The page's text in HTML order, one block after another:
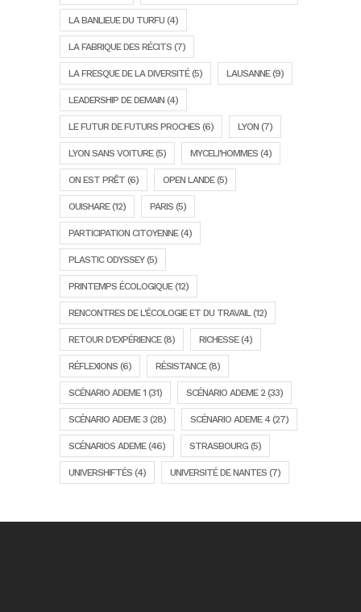
LA BANLIEUE DU TURFU (4)
LA FABRIQUE DES RÉCITS (7)
LA FRESQUE DE LA DIVERSITÉ(5) LAUSANNE(9)
LEADERSHIP DE DEMAIN (4)
LE FUTUR DE FUTURS PROCHES (6) LYON (7)
LYON SANS VOITURE(5) MYCELI'HOMMES (4)
ON EST PRÊT (6) OPEN LANDE(5)
OUISHARE(12) PARIS (5)
PARTICIPATION CITOYENNE(4)
PLASTIC ODYSSEY(5)
PRINTEMPS ÉCOLOGIQUE(12)
RENCONTRES DE L'ÉCOLOGIE ET DU TRAVAIL(12)
RETOUR D'EXPÉRIENCE(8) RICHESSE(4)
RÉFLEXIONS (6) RÉSISTANCE(8)
SCÉNARIO ADEME 1 (31) SCÉNARIO ADEME 2 (33)
SCÉNARIO ADEME 3 (28) SCÉNARIO ADEME 4(27)
SCÉNARIOS ADEME(46) STRASBOURG (5)
UNIVERSHIFTÉS (4) UNIVERSITÉ DE NANTES (7)